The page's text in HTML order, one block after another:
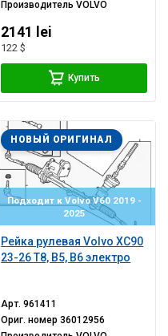
ПроизводительVOLVO
2141 lei
122 $
Купить
Подходит к Volvo V60 2019 -
2025
Рейка рулевая Volvo XC90
23-26 T8, B5, B6 электро
НОВЫЙ ОРИГИНАЛ
Арт.961411
Ориг. номер36012956